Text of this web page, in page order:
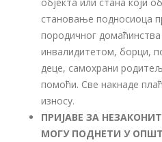
становање подносиоца
породичног домаћинства
инвалидитетом, борци,
деце, самохрани
помоћи. Све накнаде
износу.
ПРИЈАВЕ ЗА
МОГУ ПОДНЕТИ У